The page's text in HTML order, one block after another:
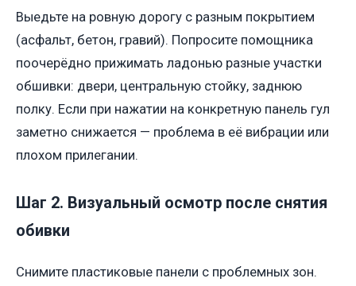
Выедьте на ровную дорогу с разным покрытием
(асфальт, бетон, гравий). Попросите помощника
поочерёдно прижимать ладонью разные участки
обшивки: двери, центральную стойку, заднюю
полку. Если при нажатии на конкретную панель гул
заметно снижается — проблема в её вибрации или
плохом прилегании.
Шаг 2. Визуальный осмотр после снятия
обивки
Снимите пластиковые панели с проблемных зон.